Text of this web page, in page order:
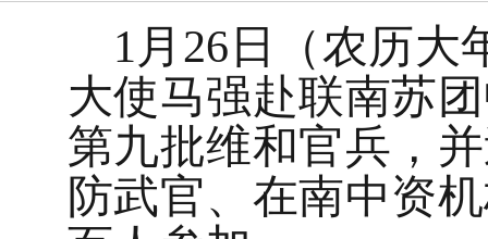
1月26日（农历大
大使马强赴联南苏
第九批维和官兵，
防武官、在南中资